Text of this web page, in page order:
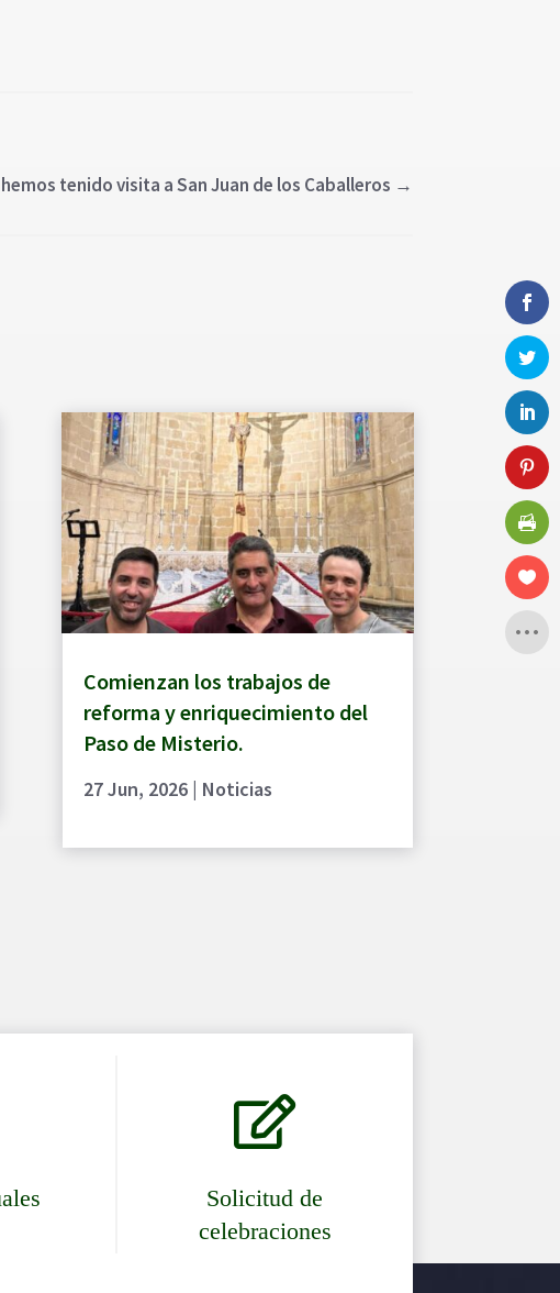
tenido visita a San Juan de los Caballeros →
Comienzan los trabajos de
reforma y enriquecimiento del
Paso de Misterio.
27 Jun, 2026| Noticias

Solicitud de
celebraciones